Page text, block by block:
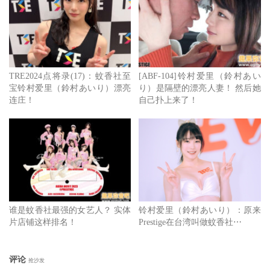
TRE2024点将录(17)：蚊香社至
宝铃村爱里（鈴村あいり）漂亮
连庄！
[ABF-104]铃村爱里（鈴村あい
り）是隔壁的漂亮人妻！ 然后她
自己扑上来了！
谁是蚊香社最强的女艺人？ 实体
片店铺这样排名！
铃村爱里（鈴村あいり）：原来
Prestige在台湾叫做蚊香社⋯
评论 抢沙发